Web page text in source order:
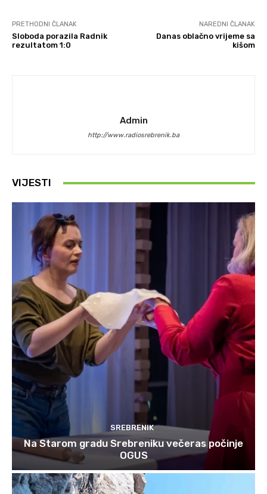
PRETHODNI ČLANAK
Sloboda porazila Radnik
rezultatom 1:0
NAREDNI ČLANAK
Danas oblačno vrijeme sa
kišom
Admin
http://www.radiosrebrenik.ba
VIJESTI
SREBRENIK
Na Starom gradu Srebreniku večeras počinje
OGUS